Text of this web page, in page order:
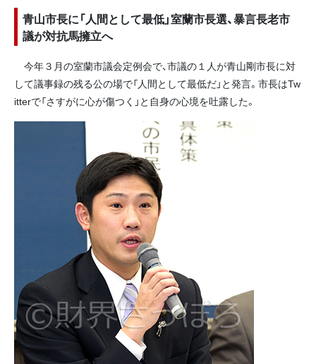
青山市長に「人間として最低」室蘭市長選、暴言長老市
議が対抗馬擁立へ
今年３月の室蘭市議会定例会で、市議の１人が青山剛市長に対
して議事録の残る公の場で「人間として最低だ」と発言。市長はTw
itterで「さすがに心が傷つく」と自身の心境を吐露した。